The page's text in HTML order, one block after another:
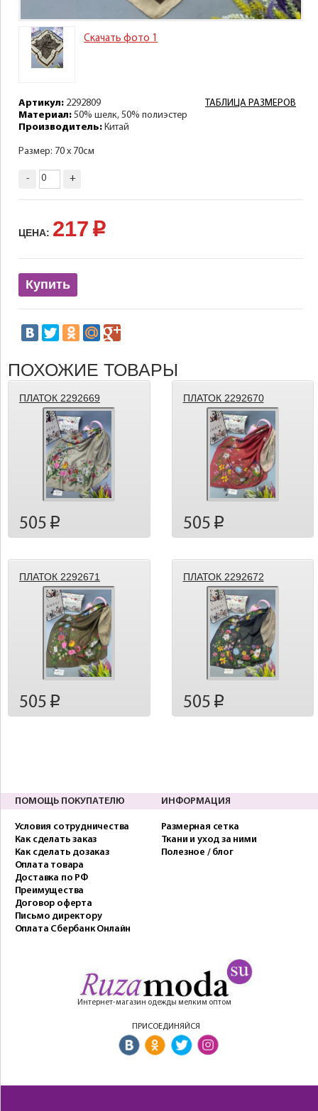
Скачать фото 1
ТАБЛИЦА РАЗМЕРОВ
Артикул: 2292809
Материал: 50% шелк, 50% полиэстер
Производитель: Китай
Размер: 70 х 70см
- +
ЦЕНА: 217 p
Купить
ПОХОЖИЕ ТОВАРЫ
ПЛАТОК 2292669
505 p
ПЛАТОК 2292670
505 p
ПЛАТОК 2292671
505 p
ПЛАТОК 2292672
505 p
ПОМОЩЬ ПОКУПАТЕЛЮ
Условия сотрудничества
Как сделать заказ
Как сделать дозаказ
Оплата товара
Доставка по РФ
Преимущества
Договор оферта
Письмо директору
Оплата Сбербанк Онлайн
ИНФОРМАЦИЯ
Размерная сетка
Ткани и уход за ними
Полезное / блог
Интернет-магазин одежды мелким оптом
ПРИСОЕДИНЯЙСЯ